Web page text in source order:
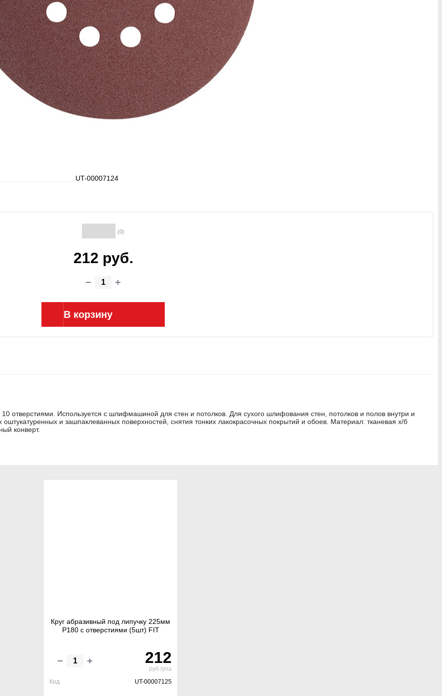
UT-00007124
(0)
212 руб.
В корзину
отверстиями. Используется с шлифмашиной для стен и потолков. Для сухого шлифования стен, потолков и полов внутри и
и зашпаклеванных поверхностей, снятия тонких лакокрасочных покрытий и обоев. Материал: тканевая х/б
конверт.
Круг абразивный под липучку 225мм
Р180 с отверстиями (5шт) FIT
212
руб./упа
Код
UT-00007125